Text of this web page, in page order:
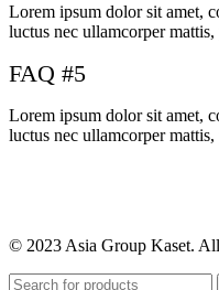
Lorem ipsum dolor sit amet,
luctus nec ullamcorper
FAQ #5
Lorem ipsum dolor sit amet,
luctus nec ullamcorper
© 2023 Asia Group Kaset.